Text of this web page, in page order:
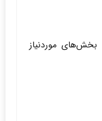
بخش‌های موردنیاز